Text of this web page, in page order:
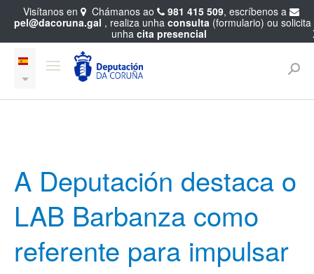
A Deputación destaca o
LAB Barbanza como
referente para impulsar
Visítanos en Chámanos ao 981 415 509, escríbenos a
pel@dacoruna.gal , realiza unha consulta(formulario) ou solicita
unha cita presencial